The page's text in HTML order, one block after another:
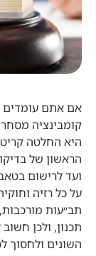
אם אתם עומדים
קומבינציה
היא החלטה
הראשון של
ועד לרישום
על כל רזיה
תב״עות
תכנון, ולכן
השונים ולחסוך